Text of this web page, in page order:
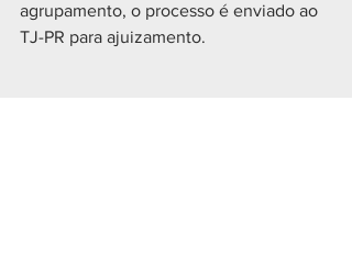
agrupamento, o processo é enviado ao
TJ-PR para ajuizamento.